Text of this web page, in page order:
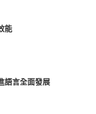
能
言全面發展